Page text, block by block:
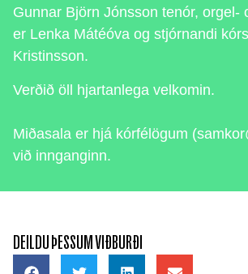
Gunnar Björn Jónsson tenór, orgel-
er Lenka Mátéóva og stjórnandi
Kristinsson.
Verðið öll hjartanlega velkomin.
Miðasala er hjá kórfélögum
við innganginn.
DEILDU ÞESSUM VIÐBURÐI